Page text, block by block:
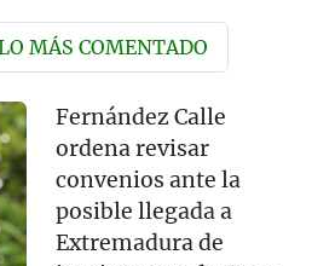
MÁS COMENTADO
Fernández Calle
ordena revisar
convenios ante la
posible llegada a
Extremadura de